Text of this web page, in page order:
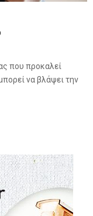
που προκαλεί
να βλάψει την